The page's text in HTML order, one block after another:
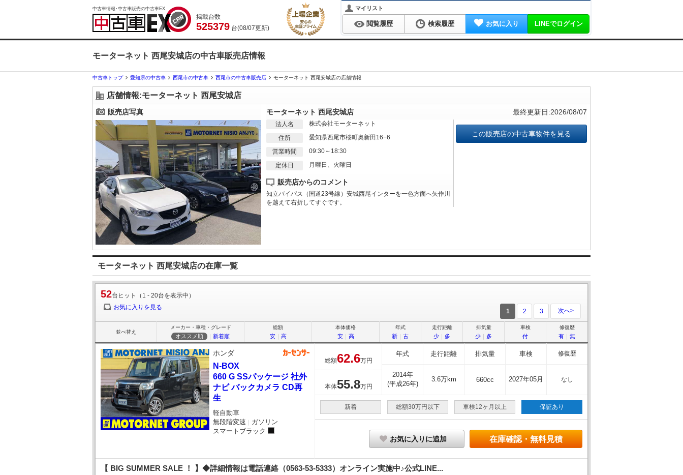
中古車情報･中古車販売の中古車EX
掲載台数
525379 台(08/07更新)
マイリスト
閲覧履歴 検索履歴 お気に入り LINEでログイン
モーターネット 西尾安城店の中古車販売店情報
中古車トップ 愛知県の中古車 西尾市の中古車 西尾市の中古車販売店 モーターネット 西尾安城店の店舗情報
店舗情報:モーターネット 西尾安城店
販売店写真 モーターネット 西尾安城店
法人名
株式会社モーターネット
住所
愛知県西尾市桜町奥新田16−6
営業時間
09:30～18:30
定休日
月曜日、火曜日
販売店からのコメント
知立バイパス（国道23号線）安城西尾インターを一色方面へ矢作川
を越えて右折してすぐです。
最終更新日:2026/08/07
この販売店の中古車物件を見る
モーターネット 西尾安城店の在庫一覧
52台ヒット（1 - 20台を表示中）
お気に入りを見る
1 2 3 次へ>
並べ替え
メーカー・車種・グレード
オススメ順 ｜ 新着順
総額
安｜ 高
本体価格
安｜ 高
年式
新 ｜ 古
走行距離
少 ｜ 多
排気量
少 ｜ 多
車検
付
修復歴
有 ｜ 無
ホンダ
N-BOX
660 G SSパッケージ 社外
ナビ バックカメラ CD再
生
軽自動車
無段階変速 ｜ ガソリン
スマートブラック
総額62.6万円
本体55.8万円
年式 走行距離 排気量 車検 修復歴
2014年
(平成26年)
3.6万km 660cc 2027年05月 なし
新着 総額30万円以下 車検12ヶ月以上 保証あり
在庫確認・無料見積
お気に入りに追加
【 BIG SUMMER SALE ！ 】◆詳細情報は電話連絡（0563-53-5333）オンライン実施中♪公式LINE...